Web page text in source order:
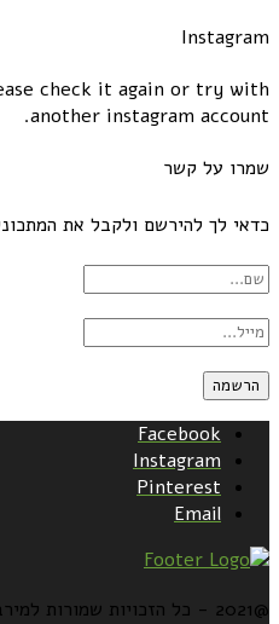
Instagram
check it again or try with
another instagram account.
שמרו על קשר
כדאי לך להירשם ולקבל את
Facebook
Instagram
Pinterest
Email
@2021 - כל הזכויות שמורות למירב גביש | ביצוע